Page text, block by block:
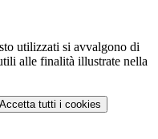
utilizzati si avvalgono di
alle finalità illustrate nella
Accetta tutti i cookies